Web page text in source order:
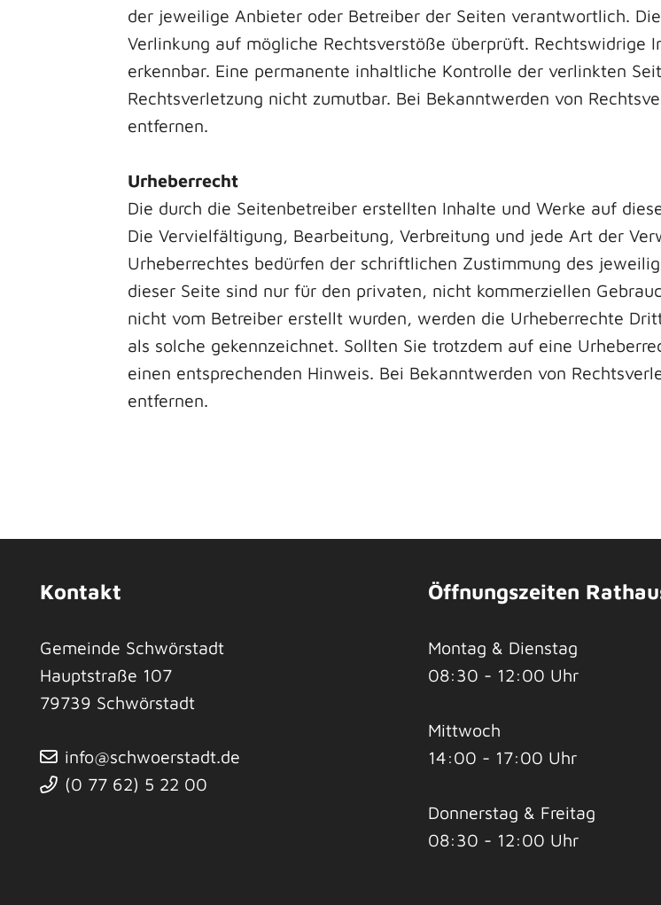
der jeweilige Anbieter oder Betreiber der Seiten verantwortlich.
Verlinkung auf mögliche Rechtsverstöße überprüft. Rechtswidrige
erkennbar. Eine permanente inhaltliche Kontrolle der verlinkten
Rechtsverletzung nicht zumutbar. Bei Bekanntwerden von
entfernen.
Urheberrecht
Die durch die Seitenbetreiber erstellten Inhalte und Werke auf
Die Vervielfältigung, Bearbeitung, Verbreitung und jede Art der
Urheberrechtes bedürfen der schriftlichen Zustimmung des
dieser Seite sind nur für den privaten, nicht kommerziellen
nicht vom Betreiber erstellt wurden, werden die Urheberrechte
als solche gekennzeichnet. Sollten Sie trotzdem auf eine
einen entsprechenden Hinweis. Bei Bekanntwerden von
entfernen.
Kontakt
Gemeinde Schwörstadt
Hauptstraße 107
79739 Schwörstadt
info@schwoerstadt.de
(0 77 62) 5 22 00
Öffnungszeiten
Montag & Dienstag
08:30 - 12:00 Uhr
Mittwoch
14:00 - 17:00 Uhr
Donnerstag & Freitag
08:30 - 12:00 Uhr